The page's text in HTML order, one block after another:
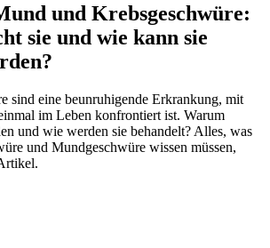
und Krebsgeschwüre:
sie und wie kann sie
sind eine beunruhigende Erkrankung, mit
im Leben konfrontiert ist. Warum
und wie werden sie behandelt? Alles, was
und Mundgeschwüre wissen müssen,